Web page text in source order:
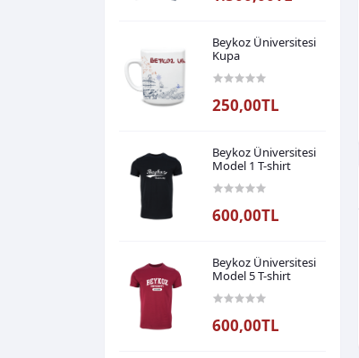
Beykoz Üniversitesi
Kupa
250,00TL
Beykoz Üniversitesi
Model 1 T-shirt
600,00TL
Beykoz Üniversitesi
Model 5 T-shirt
600,00TL
1.500,00TL
Beykoz Üniversitesi Model 3 Zıpper